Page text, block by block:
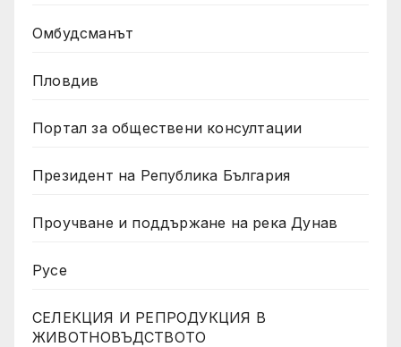
Омбудсманът
Пловдив
Портал за обществени консултации
Президент на Република България
Проучване и поддържане на река Дунав
Русе
СЕЛЕКЦИЯ И РЕПРОДУКЦИЯ В
ЖИВОТНОВЪДСТВОТО